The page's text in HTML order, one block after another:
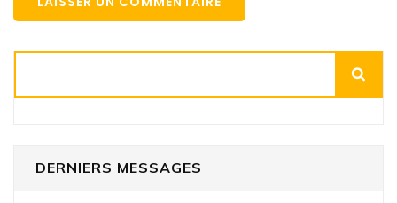
DERNIERS MESSAGES